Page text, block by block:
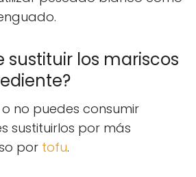
sustituir los mariscos
no puedes consumir
sustituirlos por más
por tofu.